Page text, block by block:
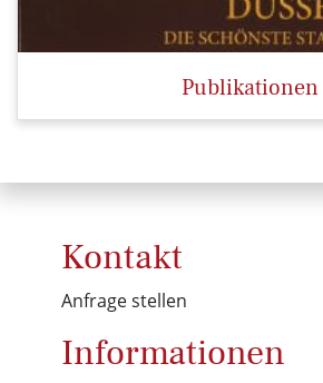
Publikationen
Kontakt
Anfrage stellen
Informationen